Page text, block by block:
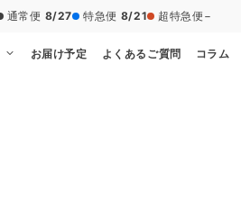
20,000円（税込）以上のご注文で送料無料
お届け予定 よくあるご質問 コラム